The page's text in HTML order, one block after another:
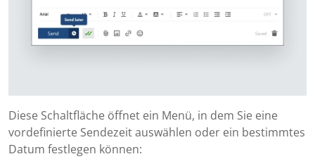
Diese Schaltfläche öffnet ein Menü, in dem Sie eine
vordefinierte Sendezeit auswählen oder ein bestimmtes
Datum festlegen können: